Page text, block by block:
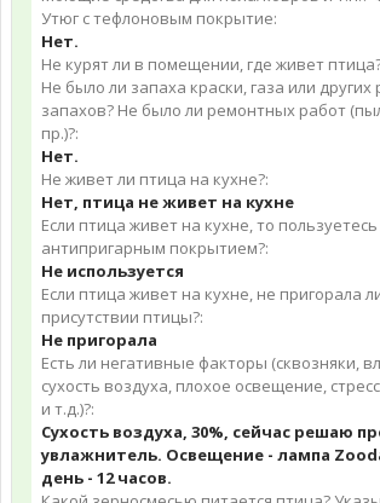
Утюг с тефлоновым покрытие:
Нет.
Не курят ли в помещении, где живет
Не было ли запаха краски, газа или других
запахов? Не было ли ремонтных работ
пр.)?:
Нет.
Не живет ли птица на кухне?:
Нет, птица не живет на кухне
Если птица живет на кухне, то
антипригарным покрытием?:
Не используется
Если птица живет на кухне, не пригорала
присутствии птицы?:
Не пригорала
Есть ли негативные факторы (сквозняки,
сухость воздуха, плохое освещение,
и т.д.)?:
Сухость воздуха, 30%, сейчас решаю
увлажнитель. Освещение - лампа
день - 12 часов.